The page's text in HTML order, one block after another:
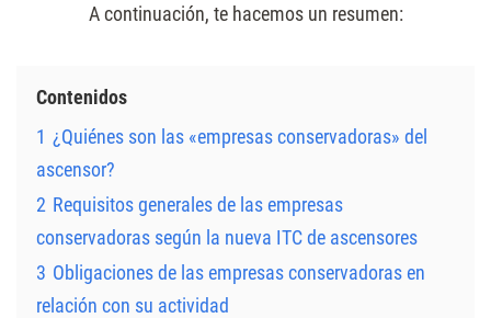
A continuación, te hacemos un resumen:
Contenidos
1 ¿Quiénes son las «empresas conservadoras» del
ascensor?
2 Requisitos generales de las empresas
conservadoras según la nueva ITC de ascensores
3 Obligaciones de las empresas conservadoras en
relación con su actividad